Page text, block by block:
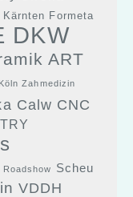
Kärnten Formeta
DKW
ART
Köln Zahmedizin
Calw CNC
Roadshow Scheu
VDDH